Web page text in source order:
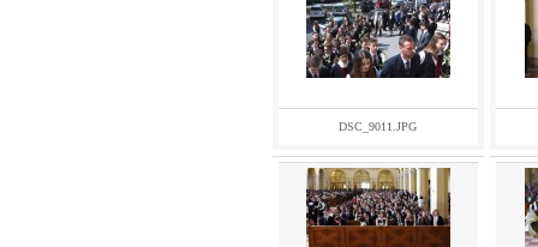
DSC_9011.JPG